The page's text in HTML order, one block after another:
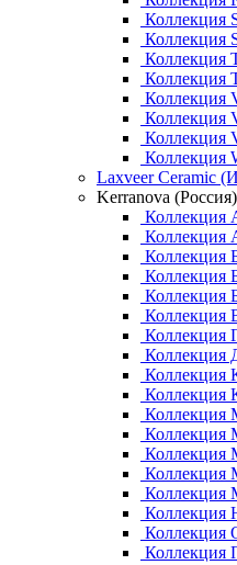
Коллекция
Коллекция
Коллекция
Коллекция
Коллекция
Коллекция
Коллекция
Коллекция
Laxveer Ceramic
Kerranova (Россия)
Коллекция
Коллекция
Коллекция
Коллекция
Коллекция
Коллекция
Коллекция
Коллекция
Коллекция
Коллекция
Коллекция
Коллекция
Коллекция
Коллекция
Коллекция
Коллекция
Коллекция